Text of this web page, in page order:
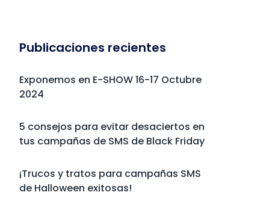
Publicaciones recientes
Exponemos en E-SHOW 16-17 Octubre
2024
5 consejos para evitar desaciertos en
tus campañas de SMS de Black Friday
¡Trucos y tratos para campañas SMS
de Halloween exitosas!